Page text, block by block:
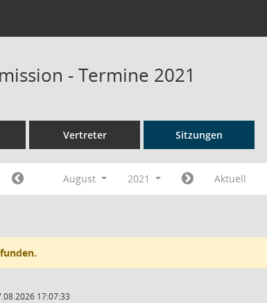
- Termine 2021
Vertreter Sitzungen
August 2021 Aktuell
17:07:33